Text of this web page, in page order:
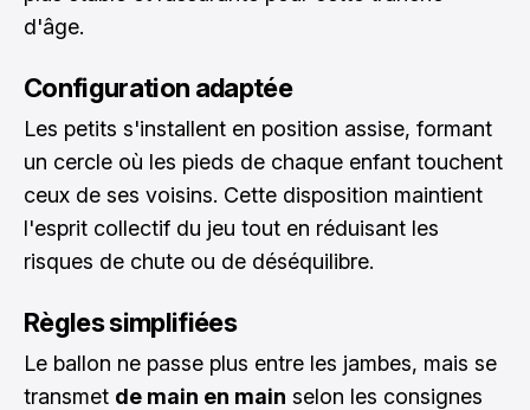
d'âge.
Configuration adaptée
Les petits s'installent en position assise, formant
un cercle où les pieds de chaque enfant touchent
ceux de ses voisins. Cette disposition maintient
l'esprit collectif du jeu tout en réduisant les
risques de chute ou de déséquilibre.
Règles simplifiées
Le ballon ne passe plus entre les jambes, mais se
transmet de main en main selon les consignes